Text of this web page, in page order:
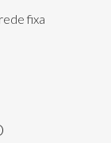
fixa